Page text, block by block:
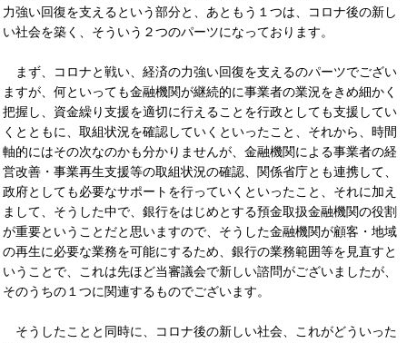
力強い回復を支えるという部分と、あともう１つは、コロナ後の新し
い社会を築く、そういう２つのパーツになっております。
まず、コロナと戦い、経済の力強い回復を支えるのパーツでござい
ますが、何といっても金融機関が継続的に事業者の業況をきめ細かく
把握し、資金繰り支援を適切に行えることを行政としても支援してい
くとともに、取組状況を確認していくといったこと、それから、時間
軸的にはその次なのかも分かりませんが、金融機関による事業者の経
営改善・事業再生支援等の取組状況の確認、関係省庁とも連携して、
政府としても必要なサポートを行っていくといったこと、それに加え
まして、そうした中で、銀行をはじめとする預金取扱金融機関の役割
が重要ということだと思いますので、そうした金融機関が顧客・地域
の再生に必要な業務を可能にするため、銀行の業務範囲等を見直すと
いうことで、これは先ほど当審議会で新しい諮問がございましたが、
そのうちの１つに関連するものでございます。
そうしたことと同時に、コロナ後の新しい社会、これがどういった